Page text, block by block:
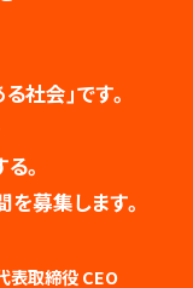
社会」です。
。
募集します。
表取締役 CEO